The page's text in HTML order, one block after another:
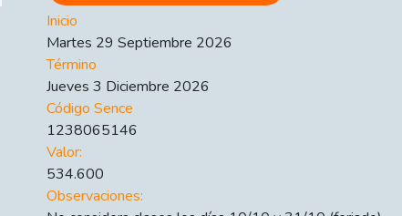
Inicio
Martes 29 Septiembre 2026
Término
Jueves 3 Diciembre 2026
Código Sence
1238065146
Valor:
534.600
Observaciones: